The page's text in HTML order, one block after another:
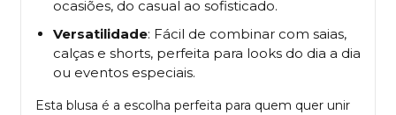
ocasiões, do casual ao sofisticado.
Versatilidade: Fácil de combinar com saias,
calças e shorts, perfeita para looks do dia a dia
ou eventos especiais.
Esta blusa é a escolha perfeita para quem quer unir